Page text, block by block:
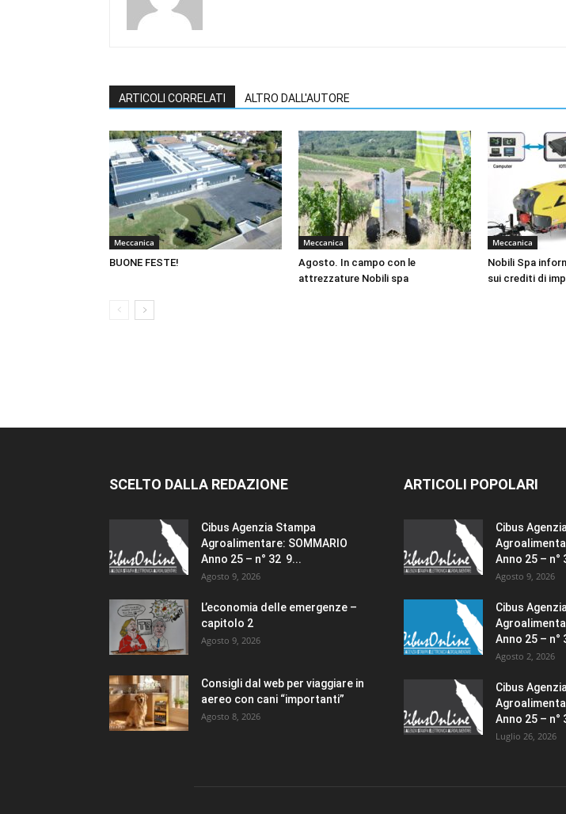
ARTICOLI CORRELATI ALTRO DALL'AUTORE
Meccanica
BUONE FESTE!
Meccanica
Agosto. In campo con le
attrezzature Nobili spa
Meccanica
Nobili Spa
sui crediti di
SCELTO DALLA REDAZIONE
Cibus Agenzia Stampa
Agroalimentare: SOMMARIO
Anno 25 – n° 32 9...
Agosto 9, 2026
L’economia delle emergenze –
capitolo 2
Agosto 9, 2026
Consigli dal web per viaggiare in
aereo con cani “importanti”
Agosto 8, 2026
ARTICOLI POPOLARI
Cibus
Anno 25 – n°
Agosto 9, 2026
Cibus
Anno 25 – n°
Agosto 2, 2026
Cibus
Anno 25 – n°
Luglio 26, 2026